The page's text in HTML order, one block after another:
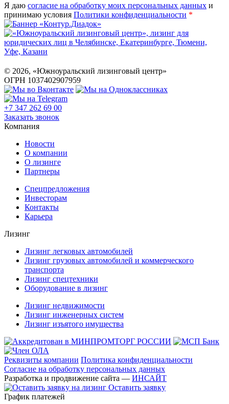
Я даю согласие на обработку моих персональных данных и
принимаю условия Политики конфиденциальности *
© 2026, «Южноуральский лизинговый центр»
ОГРН 1037402907959
+7 347 262 69 00
Заказать звонок
Компания
Новости
О компании
О лизинге
Партнеры
Спецпредложения
Инвесторам
Контакты
Карьера
Лизинг
Лизинг легковых автомобилей
Лизинг грузовых автомобилей и коммерческого
транспорта
Лизинг спецтехники
Оборудование в лизинг
Лизинг недвижимости
Лизинг инженерных систем
Лизинг изъятого имущества
Реквизиты компании Политика конфиденциальности
Согласие на обработку персональных данных
Разработка и продвижение сайта — ИНСАЙТ
Оставить заявку
График платежей